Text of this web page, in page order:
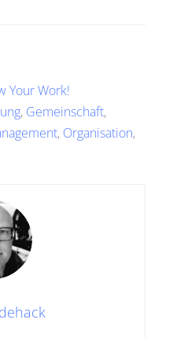
Your Work!
, Gemeinschaft,
, Organisation,